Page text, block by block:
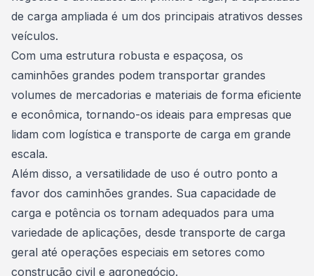
de carga ampliada é um dos principais atrativos desses
veículos.
Com uma estrutura robusta e espaçosa, os
caminhões grandes podem transportar grandes
volumes de mercadorias e materiais de forma eficiente
e econômica, tornando-os ideais para empresas que
lidam com logística e transporte de carga em grande
escala.
Além disso, a versatilidade de uso é outro ponto a
favor dos caminhões grandes. Sua capacidade de
carga e potência os tornam adequados para uma
variedade de aplicações, desde transporte de carga
geral até operações especiais em setores como
construção civil e agronegócio.